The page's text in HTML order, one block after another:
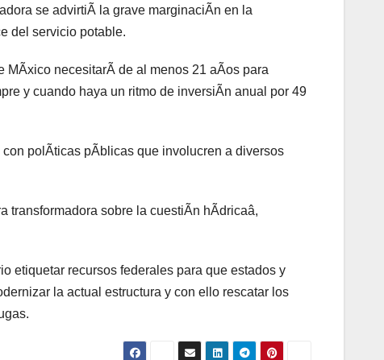
se advirtiÃ la grave marginaciÃn en la
del servicio potable.
necesitarÃ de al menos 21 aÃos para
y cuando haya un ritmo de inversiÃn anual por 49
polÃticas pÃblicas que involucren a diversos
transformadora sobre la cuestiÃn hÃdricaâ,
etiquetar recursos federales para que estados y
la actual estructura y con ello rescatar los